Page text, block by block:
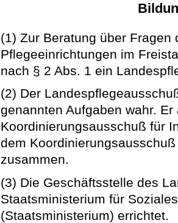
(1) Zur Beratung über
Pflegeeinrichtungen im
nach § 2 Abs. 1 ein
(2) Der
genannten Aufgaben wahr.
Koordinierungsausschuß für
dem
zusammen.
(3) Die Geschäftsstelle des
Staatsministerium für
(Staatsministerium) errichtet.